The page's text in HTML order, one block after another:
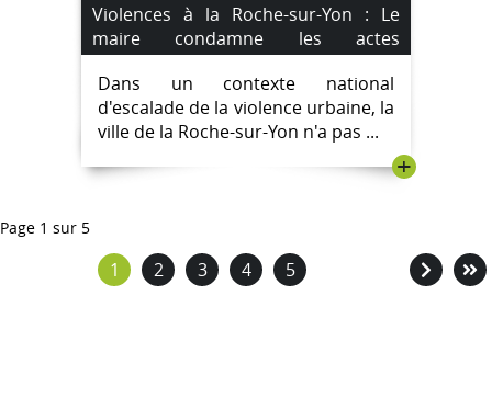
Violences à la Roche-sur-Yon : Le
maire condamne les actes
dévastateurs dans le quartier de la
Garenne.
Dans un contexte national
d'escalade de la violence urbaine, la
ville de la Roche-sur-Yon n'a pas ...
+
Page 1 sur 5
1 2 3 4 5